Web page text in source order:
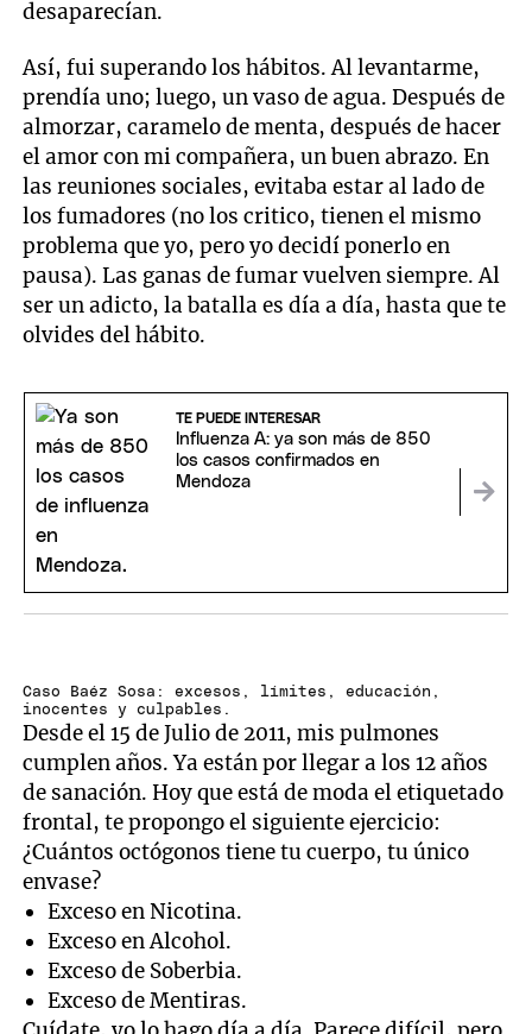
desaparecían.
Así, fui superando los hábitos. Al levantarme,
prendía uno; luego, un vaso de agua. Después de
almorzar, caramelo de menta, después de hacer
el amor con mi compañera, un buen abrazo. En
las reuniones sociales, evitaba estar al lado de
los fumadores (no los critico, tienen el mismo
problema que yo, pero yo decidí ponerlo en
pausa). Las ganas de fumar vuelven siempre. Al
ser un adicto, la batalla es día a día, hasta que te
olvides del hábito.
TE PUEDE INTERESAR
Influenza A: ya son más de 850
los casos confirmados en
Mendoza
Caso Baéz Sosa: excesos, límites, educación,
inocentes y culpables.
Desde el 15 de Julio de 2011, mis pulmones
cumplen años. Ya están por llegar a los 12 años
de sanación. Hoy que está de moda el etiquetado
frontal, te propongo el siguiente ejercicio:
¿Cuántos octógonos tiene tu cuerpo, tu único
envase?
Exceso en Nicotina.
Exceso en Alcohol.
Exceso de Soberbia.
Exceso de Mentiras.